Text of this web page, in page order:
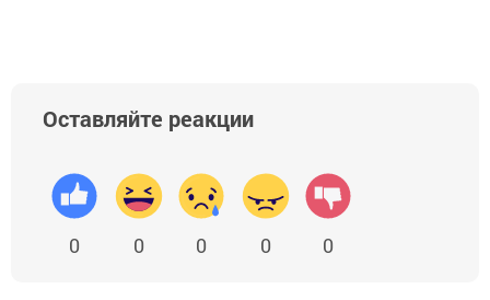
Оставляйте реакции
0 0 0 0 0